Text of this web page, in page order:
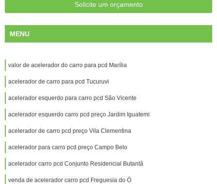
Solicite um orçamento
MENU
valor de acelerador do carro para pcd Marília
acelerador de carro para pcd Tucuruvi
acelerador esquerdo para carro pcd São Vicente
acelerador esquerdo carro pcd preço Jardim Iguatemi
acelerador de carro pcd preço Vila Clementina
acelerador para carro pcd preço Campo Belo
acelerador carro pcd Conjunto Residencial Butantã
venda de acelerador carro pcd Freguesia do Ó